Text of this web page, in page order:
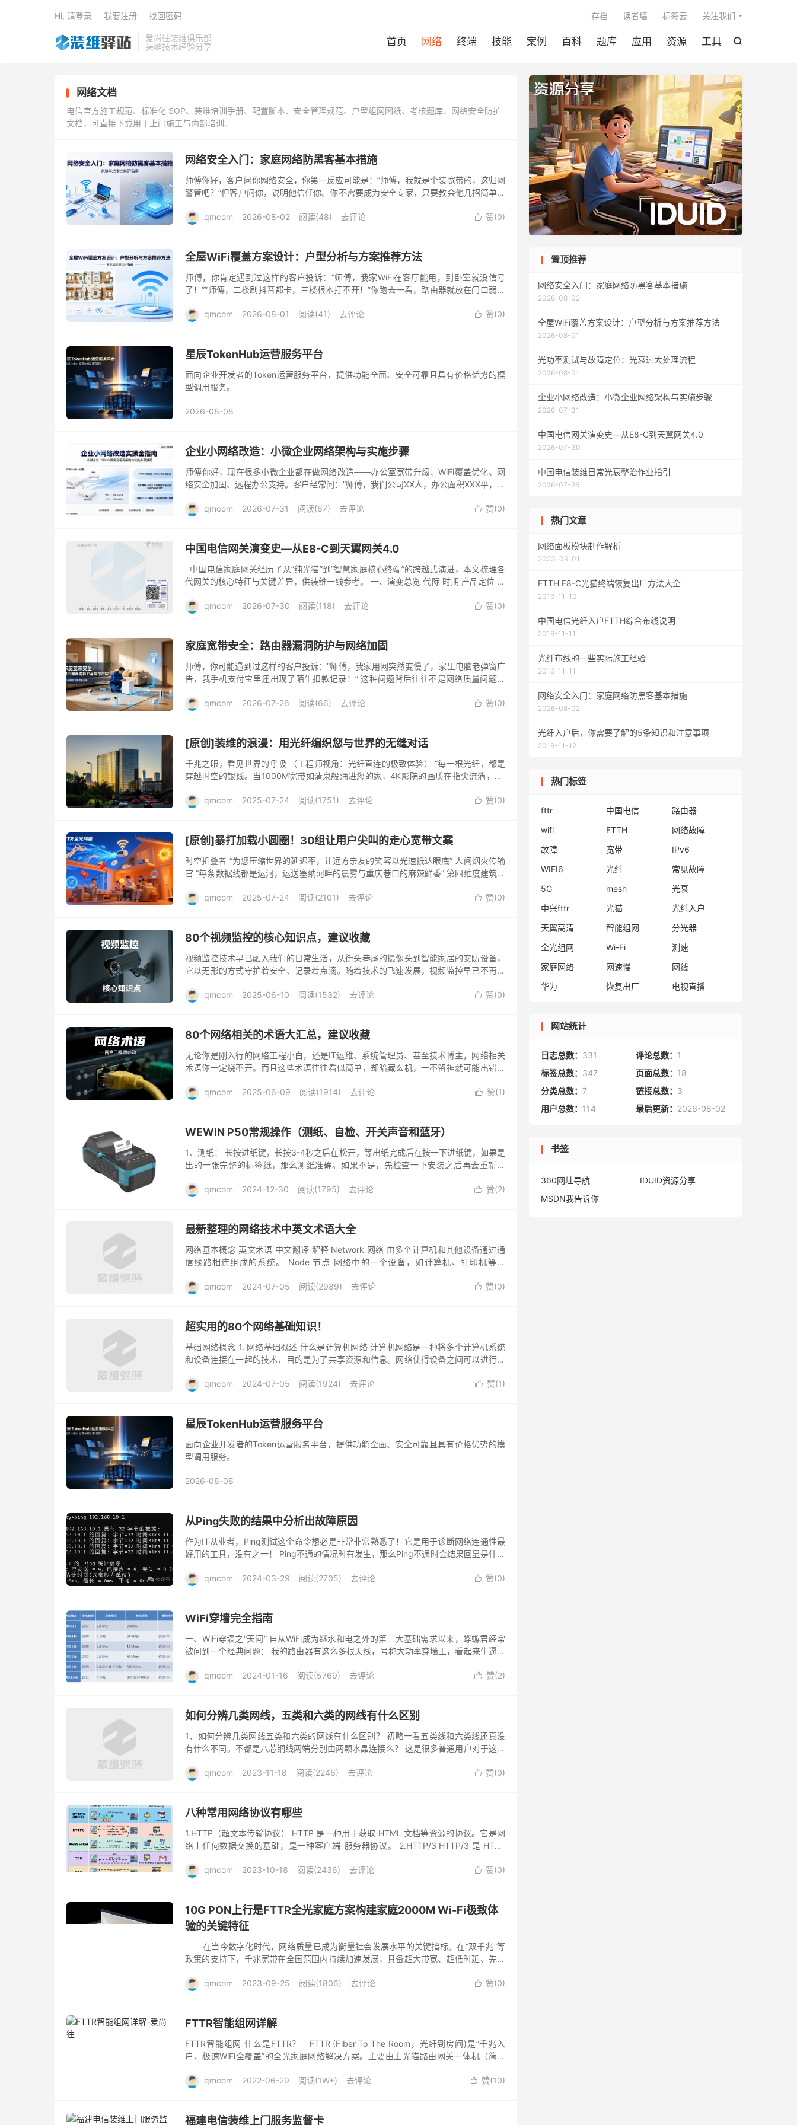
爱尚往装维俱乐部
装维技术经验分享

首页 网络 终端 技能 案例 百科 题库 应用 资源 工具
存档 读者墙 标签云 关注我们
Hi, 请登录 我要注册 找回密码
网络文档
电信官方施工规范、标准化 SOP、装维培训手册、配置脚本、安全管理规范、户型组网图纸、考核题库、网络安全防护
文档，可直接下载用于上门施工与内部培训。
网络安全入门：家庭网络防黑客基本措施
师傅你好，客户问你网络安全，你第一反应可能是：”师傅，我就是个装宽带的，这归网
警管吧？”但客户问你，说明他信任你。你不需要成为安全专家，只要教会他几招简单实
 赞(0)
qmcom 2026-08-02 阅读(48) 去评论
全屋WiFi覆盖方案设计：户型分析与方案推荐方法
师傅，你肯定遇到过这样的客户投诉：”师傅，我家WiFi在客厅能用，到卧室就没信号
了！””师傅，二楼刷抖音都卡，三楼根本打不开！”你跑去一看，路由器就放在门口弱电
 赞(0)
qmcom 2026-08-01 阅读(41) 去评论
星辰TokenHub运营服务平台
面向企业开发者的Token运营服务平台，提供功能全面、安全可靠且具有价格优势的模
型调用服务。
2026-08-08
企业小网络改造：小微企业网络架构与实施步骤
师傅你好，现在很多小微企业都在做网络改造——办公室宽带升级、WiFi覆盖优化、网
络安全加固、远程办公支持。客户经常问：”师傅，我们公司XX人，办公面积XXX平，网
 赞(0)
qmcom 2026-07-31 阅读(67) 去评论
中国电信网关演变史—从E8-C到天翼网关4.0
中国电信家庭网关经历了从”纯光猫”到”智慧家庭核心终端”的跨越式演进，本文梳理各
代网关的核心特征与关键差异，供装维一线参考。 一、演变总览 代际 时期 产品定位 关
 赞(0)
qmcom 2026-07-30 阅读(118) 去评论
家庭宽带安全：路由器漏洞防护与网络加固
师傅，你可能遇到过这样的客户投诉：”师傅，我家用网突然变慢了，家里电脑老弹窗广
告，我手机支付宝里还出现了陌生扣款记录！” 这种问题背后往往不是网络质量问题，
 赞(0)
qmcom 2026-07-26 阅读(66) 去评论
[原创]装维的浪漫：用光纤编织您与世界的无缝对话
千兆之眼，看见世界的呼吸 （工程师视角：光纤直连的极致体验） “每一根光纤，都是
穿越时空的银线。当1000M宽带如清泉般涌进您的家，4K影院的画质在指尖流淌，8K
——...
 赞(0)
qmcom 2025-07-24 阅读(1751) 去评论
[原创]暴打加载小圆圈！30组让用户尖叫的走心宽带文案
时空折叠者 “为您压缩世界的延迟率，让远方亲友的笑容以光速抵达眼底” 人间烟火传输
官 “每条数据线都是运河，运送塞纳河畔的晨雾与重庆巷口的麻辣鲜香” 第四维度建筑师
 赞(0)
qmcom 2025-07-24 阅读(2101) 去评论
80个视频监控的核心知识点，建议收藏
视频监控技术早已融入我们的日常生活，从街头巷尾的摄像头到智能家居的安防设备，
它以无形的方式守护着安全、记录着点滴。随着技术的飞速发展，视频监控早已不再是
文将深入浅...
 赞(0)
qmcom 2025-06-10 阅读(1532) 去评论
80个网络相关的术语大汇总，建议收藏
无论你是刚入行的网络工程小白，还是IT运维、系统管理员、甚至技术博主，网络相关
术语你一定绕不开。而且这些术语往往看似简单，却暗藏玄机，一不留神就可能出错。
释和典型...
 赞(1)
qmcom 2025-06-09 阅读(1914) 去评论
WEWIN P50常规操作（测纸、自检、开关声音和蓝牙）
1、测纸： 长按进纸键，长按3-4秒之后在松开，等出纸完成后在按一下进纸键，如果是
出的一张完整的标签纸，那么测纸准确。如果不是，先检查一下安装之后再去重新测
告...
 赞(2)
qmcom 2024-12-30 阅读(1795) 去评论
最新整理的网络技术中英文术语大全
网络基本概念 英文术语 中文翻译 解释 Network 网络 由多个计算机和其他设备通过通
信线路相连组成的系统。 Node 节点 网络中的一个设备，如计算机、打印机等。
 赞(0)
qmcom 2024-07-05 阅读(2989) 去评论
超实用的80个网络基础知识！
基础网络概念 1. 网络基础概述 什么是计算机网络 计算机网络是一种将多个计算机系统
和设备连接在一起的技术，目的是为了共享资源和信息。网络使得设备之间可以进行数
 赞(1)
qmcom 2024-07-05 阅读(1924) 去评论
星辰TokenHub运营服务平台
面向企业开发者的Token运营服务平台，提供功能全面、安全可靠且具有价格优势的模
型调用服务。
2026-08-08
从Ping失败的结果中分析出故障原因
作为IT从业者，Ping测试这个命令想必是非常非常熟悉了！它是用于诊断网络连通性最
好用的工具，没有之一！ Ping不通的情况时有发生，那么Ping不通时会结果回显是什么
 赞(0)
qmcom 2024-03-29 阅读(2705) 去评论
WiFi穿墙完全指南
一、WiFi穿墙之“天问” 自从WiFi成为继水和电之外的第三大基础需求以来，蜉蝣君经常
被问到一个经典问题： 我的路由器有这么多根天线，号称大功率穿墙王，看起来牛逼闪
 赞(2)
qmcom 2024-01-16 阅读(5769) 去评论
如何分辨几类网线，五类和六类的网线有什么区别
1、如何分辨几类网线五类和六类的网线有什么区别？ 初略一看五类线和六类线还真没
有什么不同。不都是八芯铜线两端分别由两颗水晶连接么？ 这是很多普通用户对于这两
的察觉了...
 赞(0)
qmcom 2023-11-18 阅读(2246) 去评论
八种常用网络协议有哪些
1.HTTP（超文本传输协议） HTTP 是一种用于获取 HTML 文档等资源的协议。它是网
络上任何数据交换的基础，是一种客户端-服务器协议。 2.HTTP/3 HTTP/3 是 HTTP
 赞(0)
qmcom 2023-10-18 阅读(2436) 去评论
10G PON上行是FTTR全光家庭方案构建家庭2000M Wi-Fi极致体
验的关键特征
在当今数字化时代，网络质量已成为衡量社会发展水平的关键指标。在“双千兆”等
政策的支持下，千兆宽带在全国范围内持续加速发展，具备超大带宽、超低时延、先进
 赞(0)
qmcom 2023-09-25 阅读(1806) 去评论
FTTR智能组网详解
FTTR智能组网 什么是FTTR？ FTTR (Fiber To The Room，光纤到房间)是“千兆入
户、极速WiFi全覆盖”的全光家庭网络解决方案。主要由主光猫路由网关一体机（简称
 赞(10)
qmcom 2022-06-29 阅读(1W+) 去评论
福建电信装维上门服务监督卡
置顶推荐
网络安全入门：家庭网络防黑客基本措施
2026-08-02
全屋WiFi覆盖方案设计：户型分析与方案推荐方法
2026-08-01
光功率测试与故障定位：光衰过大处理流程
2026-08-01
企业小网络改造：小微企业网络架构与实施步骤
2026-07-31
中国电信网关演变史—从E8-C到天翼网关4.0
2026-07-30
中国电信装维日常光衰整治作业指引
2026-07-26
热门文章
网络面板模块制作解析
2023-09-01
FTTH E8-C光猫终端恢复出厂方法大全
2016-11-10
中国电信光纤入户FTTH综合布线说明
2016-11-11
光纤布线的一些实际施工经验
2016-11-11
网络安全入门：家庭网络防黑客基本措施
2026-08-02
光纤入户后，你需要了解的5条知识和注意事项
2016-11-12
热门标签
fttr 中国电信
路由器
wifi
FTTH
网络故障
故障
宽带
IPv6
WIFI6
光纤
常见故障
5G
mesh
光衰
中兴fttr
光猫
光纤入户
天翼高清
智能组网
分光器
全光组网
Wi-Fi
测速
家庭网络
网速慢
网线
华为
恢复出厂 电视直播
网站统计
日志总数： 331 评论总数： 1
标签总数： 347 页面总数： 18
分类总数： 7 链接总数： 3
用户总数： 114 最后更新： 2026-08-02
书签
360网址导航
IDUID资源分享
MSDN我告诉你